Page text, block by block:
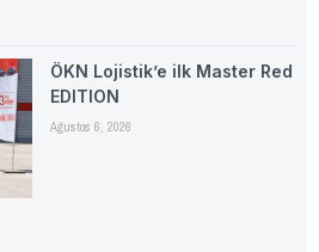
ÖKN Lojistik’e ilk Master Red
EDITION
Ağustos 6, 2026